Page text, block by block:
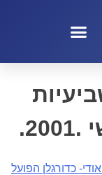
כדורגלן הפועל